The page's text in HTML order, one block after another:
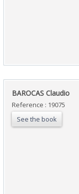
‎BAROCAS Claudio‎
Reference : 19075
See the book